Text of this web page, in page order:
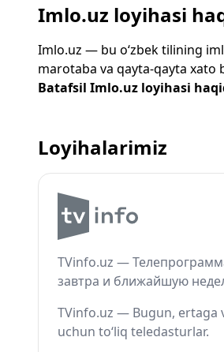
Imlo.uz loyihasi
Imlo.uz — bu o‘zbek tilining
marotaba va qayta-qayta xato
Batafsil Imlo.uz loyihasi
Loyihalarimiz
TVinfo.uz —
завтра и ближайшую
TVinfo.uz — Bugun, ertaga
uchun to‘liq teledasturlar.